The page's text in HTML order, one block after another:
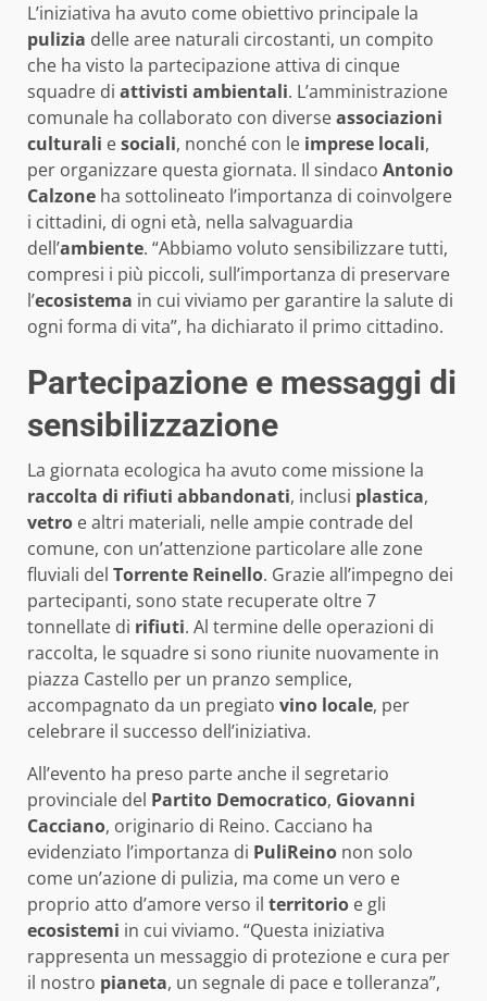
L’iniziativa ha avuto come obiettivo principale la
pulizia delle aree naturali circostanti, un compito
che ha visto la partecipazione attiva di cinque
squadre di attivisti ambientali. L’amministrazione
comunale ha collaborato con diverseassociazioni
culturali esociali, nonché con le imprese locali,
per organizzare questa giornata. Il sindaco Antonio
Calzone ha sottolineato l’importanza di coinvolgere
i cittadini, di ogni età, nella salvaguardia
dell’ambiente. “Abbiamo voluto sensibilizzare tutti,
compresi i più piccoli, sull’importanza di preservare
l’ecosistema in cui viviamo per garantire la salute di
ogni forma di vita”, ha dichiarato il primo cittadino.
Partecipazione e messaggi di
sensibilizzazione
La giornata ecologica ha avuto come missione la
raccolta di rifiuti abbandonati, inclusi plastica,
vetro e altri materiali, nelle ampie contrade del
comune, con un’attenzione particolare alle zone
fluviali del Torrente Reinello. Grazie all’impegno dei
partecipanti, sono state recuperate oltre 7
tonnellate di rifiuti. Al termine delle operazioni di
raccolta, le squadre si sono riunite nuovamente in
piazza Castello per un pranzo semplice,
accompagnato da un pregiato vino locale, per
celebrare il successo dell’iniziativa.
All’evento ha preso parte anche il segretario
provinciale del Partito Democratico, Giovanni
Cacciano, originario di Reino. Cacciano ha
evidenziato l’importanza di PuliReino non solo
come un’azione di pulizia, ma come un vero e
proprio atto d’amore verso il territorio e gli
ecosistemi in cui viviamo. “Questa iniziativa
rappresenta un messaggio di protezione e cura per
il nostro pianeta, un segnale di pace e tolleranza”,